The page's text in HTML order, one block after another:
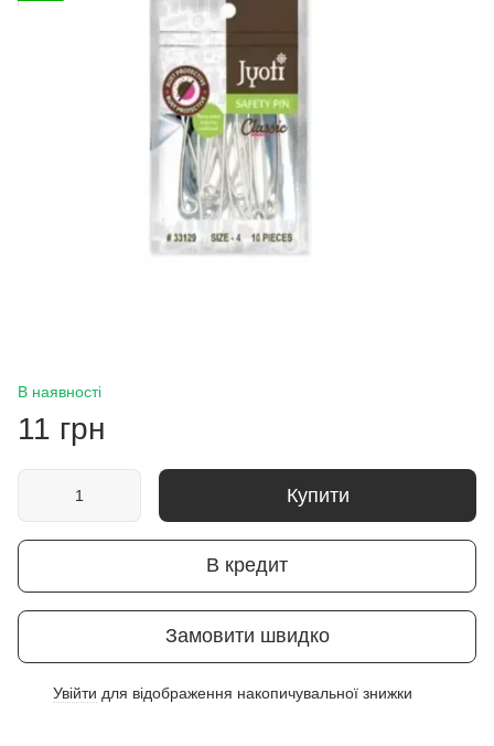
В наявності
11 грн
Купити
В кредит
Замовити швидко
Увійти для відображення накопичувальної знижки